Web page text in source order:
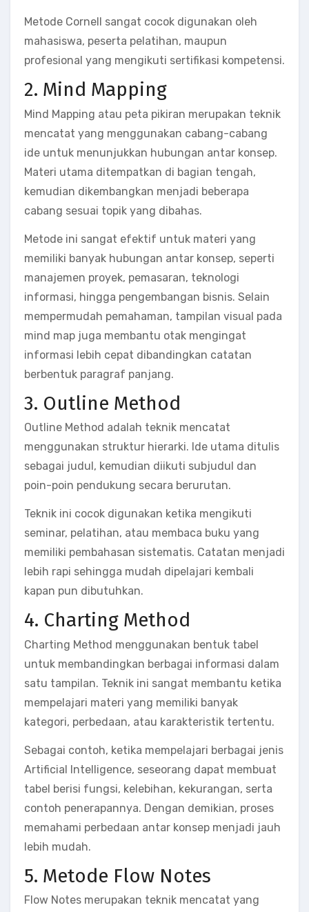
Metode Cornell sangat cocok digunakan oleh
mahasiswa, peserta pelatihan, maupun
profesional yang mengikuti sertifikasi kompetensi.
2. Mind Mapping
Mind Mapping atau peta pikiran merupakan teknik
mencatat yang menggunakan cabang-cabang
ide untuk menunjukkan hubungan antar konsep.
Materi utama ditempatkan di bagian tengah,
kemudian dikembangkan menjadi beberapa
cabang sesuai topik yang dibahas.
Metode ini sangat efektif untuk materi yang
memiliki banyak hubungan antar konsep, seperti
manajemen proyek, pemasaran, teknologi
informasi, hingga pengembangan bisnis. Selain
mempermudah pemahaman, tampilan visual pada
mind map juga membantu otak mengingat
informasi lebih cepat dibandingkan catatan
berbentuk paragraf panjang.
3. Outline Method
Outline Method adalah teknik mencatat
menggunakan struktur hierarki. Ide utama ditulis
sebagai judul, kemudian diikuti subjudul dan
poin-poin pendukung secara berurutan.
Teknik ini cocok digunakan ketika mengikuti
seminar, pelatihan, atau membaca buku yang
memiliki pembahasan sistematis. Catatan menjadi
lebih rapi sehingga mudah dipelajari kembali
kapan pun dibutuhkan.
4. Charting Method
Charting Method menggunakan bentuk tabel
untuk membandingkan berbagai informasi dalam
satu tampilan. Teknik ini sangat membantu ketika
mempelajari materi yang memiliki banyak
kategori, perbedaan, atau karakteristik tertentu.
Sebagai contoh, ketika mempelajari berbagai jenis
Artificial Intelligence, seseorang dapat membuat
tabel berisi fungsi, kelebihan, kekurangan, serta
contoh penerapannya. Dengan demikian, proses
memahami perbedaan antar konsep menjadi jauh
lebih mudah.
5. Metode Flow Notes
Flow Notes merupakan teknik mencatat yang